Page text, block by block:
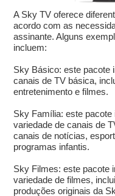
A Sky TV oferece
acordo com as
assinante. Alguns
incluem:
Sky Básico: este pacote
canais de TV básica,
entretenimento e filmes.
Sky Família: este
variedade de canais de
canais de notícias,
programas infantis.
Sky Filmes: este pacote
variedade de filmes,
produções originais da